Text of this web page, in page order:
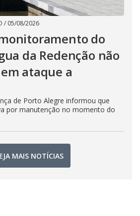
/ 05/08/2026
do
da Redenção não
ataque a
de Porto Alegre informou que
por manutenção no momento do
MAIS NOTÍCIAS